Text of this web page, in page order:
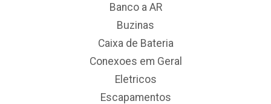
Banco a AR
Buzinas
Caixa de Bateria
Conexoes em Geral
Eletricos
Escapamentos